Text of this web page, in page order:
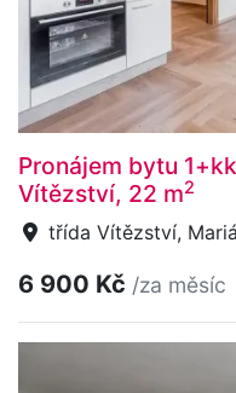
Pronájem bytu
Vítězství, 22 m2
třída Vítězství,
6 900 Kč /za měsíc